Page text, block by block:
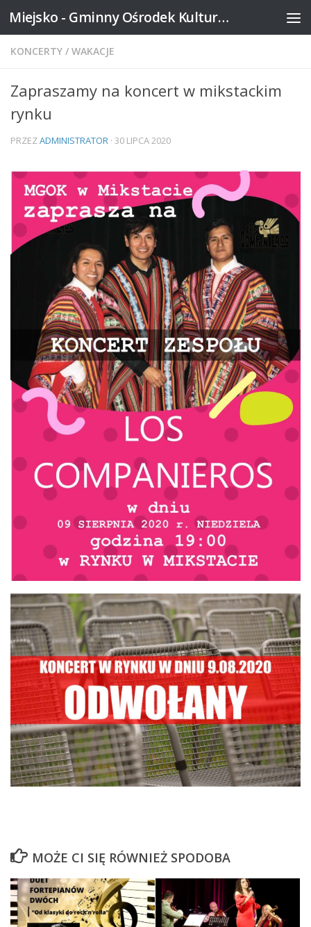
Skip to content Miejsko - Gminny Ośrodek Kultury w Mikstacie
KONCERTY / WAKACJE
Zapraszamy na koncert w mikstackim
rynku
PRZEZADMINISTRATOR · 30 LIPCA 2020
MOŻE CI SIĘ RÓWNIEŻ SPODOBA